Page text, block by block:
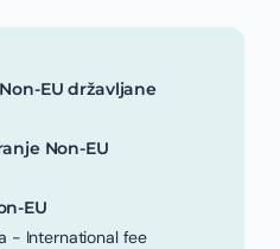
EU državljane
Non-EU
EU
- International fee